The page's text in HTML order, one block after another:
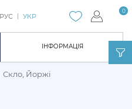
ІНФОРМАЦІЯ
0
РУС УКР
Скло, Йоржі